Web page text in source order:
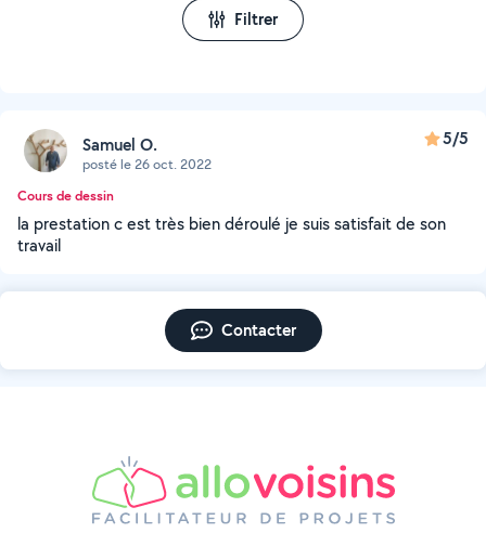
Filtrer
Samuel O.
posté le 26 oct. 2022
5/5
Cours de dessin
la prestation c est très bien déroulé je suis satisfait de son
travail
Contacter